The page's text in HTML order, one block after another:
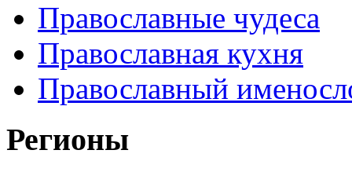
Православные чудеса
Православная кухня
Православный
Регионы